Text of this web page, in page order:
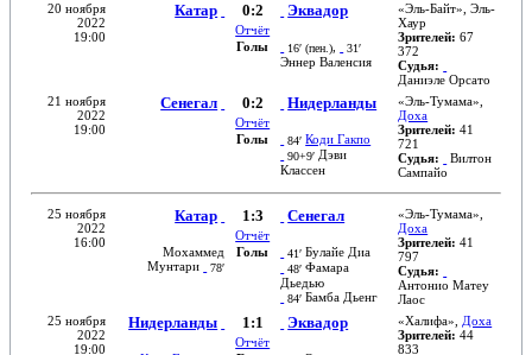
20 ноября
2022
19:00
Катар 0:2
Отчёт
Эквадор
Голы 16′ (пен.) 31′
Эннер Валенсия
«Эль-Байт»,Эль-
Хаур
Зрителей: 67
372
Судья:
Даниэле Орсато
21 ноября
2022
19:00
Сенегал 0:2
Отчёт
Нидерланды
Голы 84′ Коди Гакпо
90+9′ Дэви
Классен
«Эль-Тумама»,
Доха
Зрителей: 41
721
Судья:
Вилтон
Сампайо
25 ноября
2022
16:00
Катар 1:3
Отчёт
Сенегал
Мохаммед
Мунтари
78′
Голы 41′ Булайе Диа
48′ Фамара
Дьедью
84′ Бамба Дьенг
«Эль-Тумама»,
Доха
Зрителей: 41
797
Судья:
Антонио Матеу
Лаос
25 ноября
2022
19:00
Нидерланды 1:1
Отчёт
Эквадор «Халифа», Доха
Зрителей: 44
833